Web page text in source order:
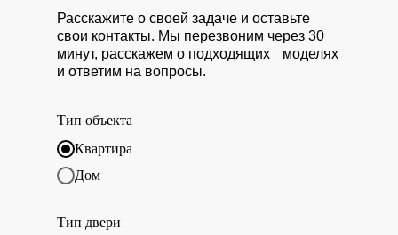
Тип объекта
Квартира
Дом
Тип двери
Расскажите о своей задаче и оставьте
свои контакты. Мы перезвоним через 30
минут, расскажем о подходящих моделях
и ответим на вопросы.